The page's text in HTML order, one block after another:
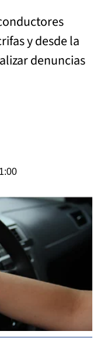
y desde la
denuncias